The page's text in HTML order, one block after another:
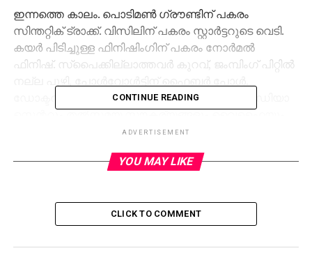
ഇന്നത്തെ കാലം. പൊടിമണ്‍ ഗ്രൗണ്ടിന് പകരം
സിന്തറ്റിക് ട്രാക്ക്. വിസിലിന് പകരം സ്റ്റാര്‍ട്ടറുടെ വെടി.
കയര്‍ പിടിച്ചുള്ള ഫിനിഷിംഗിന് പകരം നോര്‍മല്‍
ഫിനിഷ്. സ്‌പൈക്കില്ലാത്തവര്‍ കുറവ്, ജംമ്പിംഗ് പിറ്റില്‍
ഡോക്ടറും ആംബുലന്‍സും മെഡിക്കല്‍ റൂമും മീഡിയാ
സെന്ററും തല്‍സമയ സൗകര്യങ്ങളും വൈഫൈയും
നാഡയുടെ ചെക്കിംഗ് സെന്ററും എല്ലാം ഓ കെ…
മല്‍സരങ്ങളെ ആസ്വദിക്കുന്നവരുടെ എണ്ണം
ഇവിടെയാണ് മലപ്പുറത്തിന്റെ മാറ്റം. ഇന്നലെ കാലിക്കറ്റ്്
വാഴ്‌സിറ്റിയിലെ ടാഗോര്‍ നികേതനില്‍ സംഘാടക
സമിതിയുടെ ഉന്നതതല യോഗമുണ്ടായിരുന്നു.
CONTINUE READING
ADVERTISEMENT
YOU MAY LIKE
CLICK TO COMMENT